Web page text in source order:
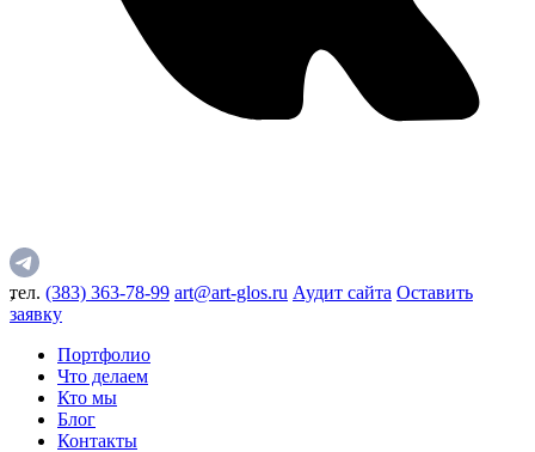
,тел. (383) 363-78-99 art@art-glos.ru Аудит сайта Оставить
заявку
Портфолио
Что делаем
Кто мы
Блог
Контакты